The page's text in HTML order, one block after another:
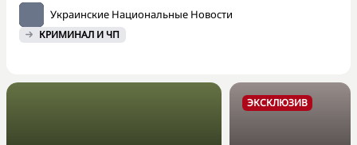
Украинские Национальные Новости
КРИМИНАЛ И ЧП
ЭКСКЛЮЗИВ